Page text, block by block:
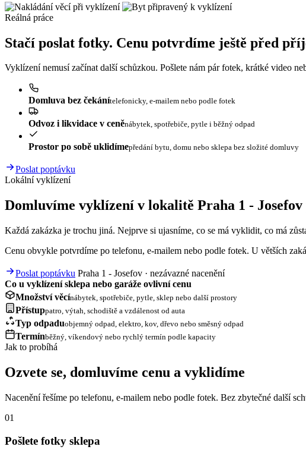
Reálná práce
Stačí poslat fotky. Cenu potvrdíme ještě před
Vyklízení nemusí začínat další schůzkou. Pošlete nám pár fotek, krátké video
Domluva bez čekánítelefonicky, e-mailem nebo podle fotek
Odvoz i likvidace v ceněnábytek, spotřebiče, pytle i běžný odpad
Prostor po sobě uklidímepředání bytu, domu nebo sklepa bez složité domluvy
Poslat poptávku
Lokální vyklízení
Domluvíme vyklízení v lokalitě Praha 1 -
Každá zakázka je trochu jiná. Nejprve si ujasníme, co se má vyklidit, co má
Cenu obvykle potvrdíme po telefonu, e-mailem nebo podle fotek. U větších
Poslat poptávku Praha 1 - Josefov · nezávazné nacenění
Co u vyklízení sklepa nebo garáže ovlivní cenu
Množství věcínábytek, spotřebiče, pytle, sklep nebo další prostory
Přístuppatro, výtah, schodiště a vzdálenost od auta
Typ odpaduobjemný odpad, elektro, kov, dřevo nebo směsný odpad
Termínběžný, víkendový nebo rychlý termín podle kapacity
Jak to probíhá
Ozvete se, domluvíme cenu a vyklidíme
Nacenění řešíme po telefonu, e-mailem nebo podle fotek. Bez zbytečné další
01
Pošlete fotky sklepa